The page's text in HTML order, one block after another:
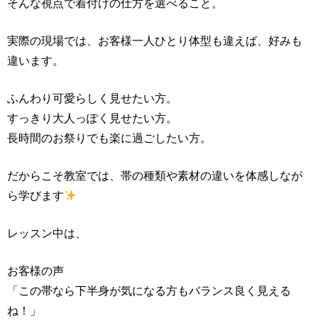
そんな視点で着付けの仕方を選べること。
実際の現場では、お客様一人ひとり体型も違えば、好みも
違います。
ふんわり可愛らしく見せたい方。
すっきり大人っぽく見せたい方。
長時間のお祭りでも楽に過ごしたい方。
だからこそ教室では、帯の種類や素材の違いを体感しなが
ら学びます
レッスン中は、
お客様の声
「この帯なら下半身が気になる方もバランス良く見える
ね！」